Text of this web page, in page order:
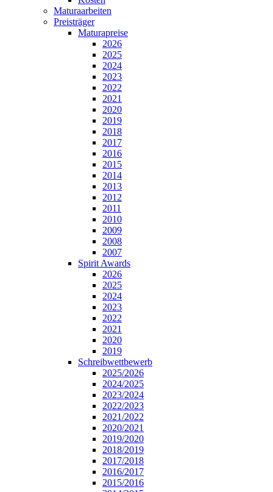
Maturaarbeiten
Preisträger
Maturapreise
2026
2025
2024
2023
2022
2021
2020
2019
2018
2017
2016
2015
2014
2013
2012
2011
2010
2009
2008
2007
Spirit Awards
2026
2025
2024
2023
2022
2021
2020
2019
Schreibwettbewerb
2025/2026
2024/2025
2023/2024
2022/2023
2021/2022
2020/2021
2019/2020
2018/2019
2017/2018
2016/2017
2015/2016